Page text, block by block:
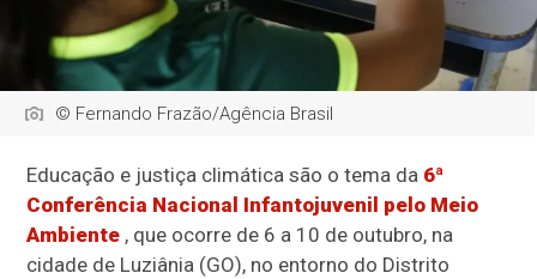
© Fernando Frazão/Agência Brasil
Educação e justiça climática são o tema da 6ª
Conferência Nacional Infantojuvenil pelo Meio
Ambiente , que ocorre de 6 a 10 de outubro, na
cidade de Luziânia (GO), no entorno do Distrito